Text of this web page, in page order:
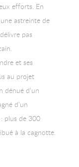
efforts. En
astreinte de
pas
et ses
au projet
dénué d’un
d’un
plus de 300
à la cagnotte.